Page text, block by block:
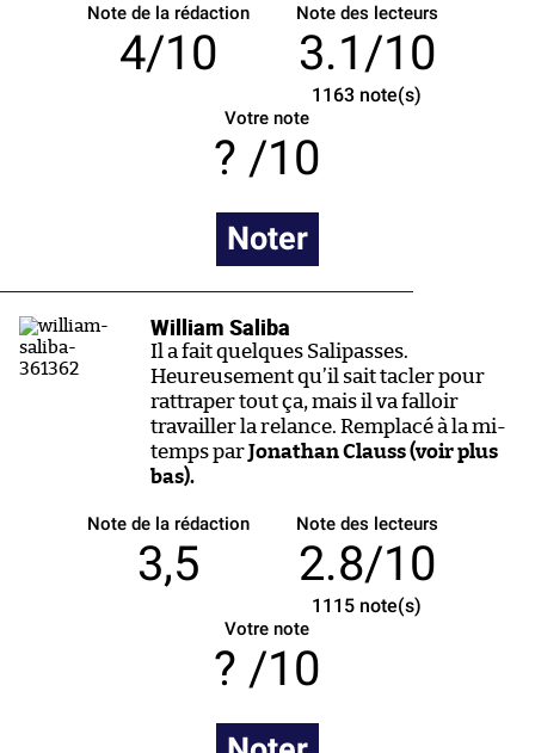
Note de la rédaction
4/10
Note des lecteurs
3.1/10
1163 note(s)
Votre note
/10
Noter
William Saliba
Il a fait quelques Salipasses.
Heureusement qu’il sait tacler pour
rattraper tout ça, mais il va falloir
travailler la relance. Remplacé à la mi-
temps parJonathan Clauss (voir plus
bas).
Note de la rédaction
3,5
Note des lecteurs
2.8/10
1115 note(s)
Votre note
/10